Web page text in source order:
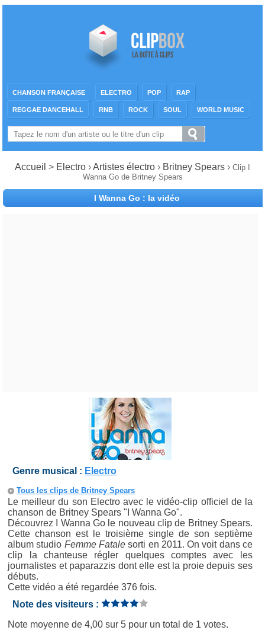
CHANSON FRANÇAISE ELECTRO POP RAP
REGGAE DANCEHALL RNB ROCK SOUL WORLD MUSIC
Accueil > Electro ›Artistes électro › Britney Spears › Clip I
Wanna Go de Britney Spears
I Wanna Go : la vidéo
Genre musical : Electro
Tous les clips de Britney Spears
Le meilleur du son Electro avec le vidéo-clip officiel de la
chanson de Britney Spears "I Wanna Go".
Découvrez I Wanna Go le nouveau clip de Britney Spears.
Cette chanson est le troisième single de son septième
album studio Femme Fatalesorti en 2011. On voit dans ce
clip la chanteuse régler quelques comptes avec les
journalistes et paparazzis dont elle est la proie depuis ses
débuts.
Cette vidéo a été regardée 376 fois.
Note des visiteurs :
Note moyenne de4,00 sur5 pour un total de 1 votes.